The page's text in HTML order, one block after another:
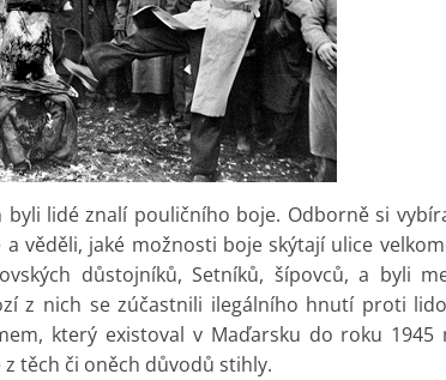
lidé znalí pouličního boje. Odborně si
věděli, jaké možnosti boje skýtají ulice
důstojníků, Setníků, šípovců, a byli
z nich se zúčastnili ilegálního hnutí proti
který existoval v Maďarsku do roku 1945
těch či oněch důvodů stihly.